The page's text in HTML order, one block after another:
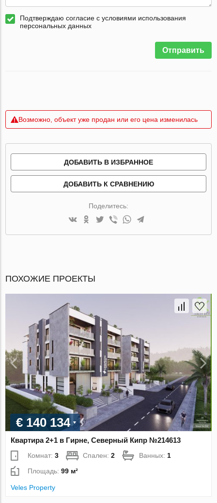
Подтверждаю согласие с условиями использования
персональных данных
Отправить
Возможно, объект уже продан или его цена изменилась
ДОБАВИТЬ В ИЗБРАННОЕ
ДОБАВИТЬ К СРАВНЕНИЮ
Поделитесь:
ПОХОЖИЕ ПРОЕКТЫ
€ 140 134
Квартира 2+1 в Гирне, Северный Кипр №214613
Комнат:3 Спален:2 Ванных:1
Площадь:99 м²
Veles Property